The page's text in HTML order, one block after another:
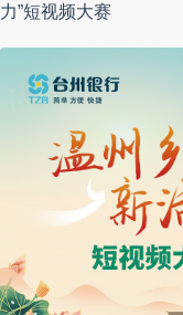
力”短视频大赛